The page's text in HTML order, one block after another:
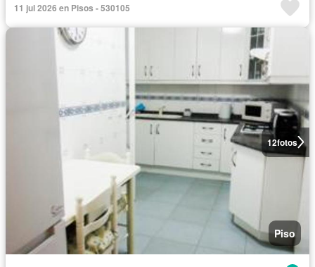
11 jul 2026 en Pisos - 530105
12fotos
Piso